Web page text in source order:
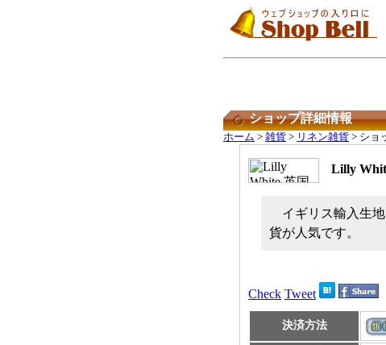
ショップ詳細情報
ホーム > 雑貨 > リネン雑貨 > ショ
Lilly
イギリス輸入生
貨が人気です。
Check Tweet
決済方法